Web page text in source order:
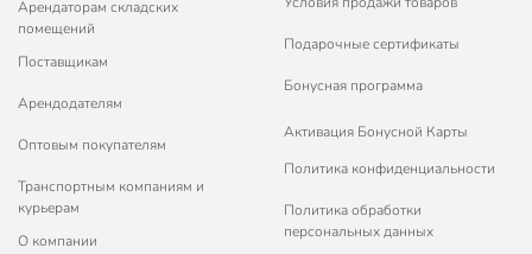
Арендаторам складских
помещений
Поставщикам
Арендодателям
Оптовым покупателям
Транспортным компаниям и
курьерам
О компании
Подарочные сертификаты
Бонусная программа
Активация Бонусной Карты
Политика конфиденциальности
Политика обработки
персональных данных